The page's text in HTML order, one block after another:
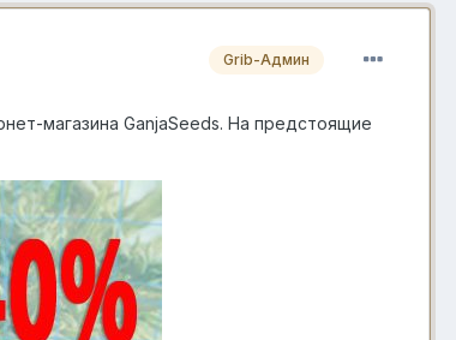
Grib-Админ
магазина GanjaSeeds. На предстоящие